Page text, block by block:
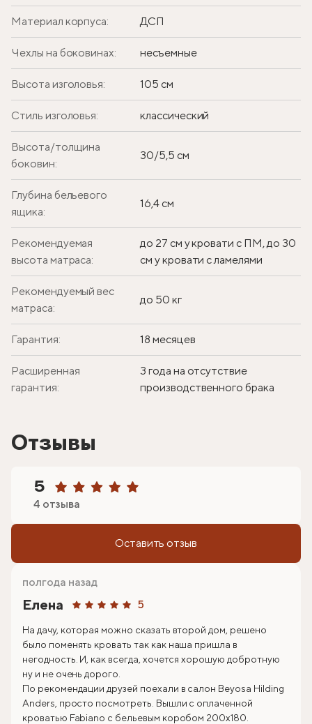
Материал корпуса: ДСП
Чехлы на боковинах: несъемные
Высота изголовья: 105 см
Стиль изголовья: классический
Высота/толщина
боковин:
30/5,5 см
Глубина бельевого
ящика:
16,4 см
Рекомендуемая
высота матраса:
до 27 см у кровати с ПМ, до 30
см у кровати с ламелями
Рекомендуемый вес
матраса:
до 50 кг
Гарантия: 18 месяцев
Расширенная
гарантия:
3 года на отсутствие
производственного брака
Отзывы
5
4 отзыва
Оставить отзыв
Елена 5
полгода назад
На дачу, которая можно сказать второй дом, решено
было поменять кровать так как наша пришла в
негодность. И, как всегда, хочется хорошую добротную
ну и не очень дорого.
По рекомендации друзей поехали в салон Beyosa Hilding
Anders, просто посмотреть. Вышли с оплаченной
кроватью Fabiano с бельевым коробом 200х180.